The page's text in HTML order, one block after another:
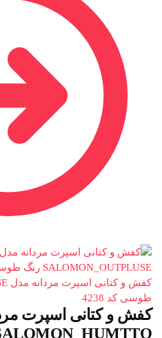
طوسی کد 4238
کفش و کتانی اسپرت